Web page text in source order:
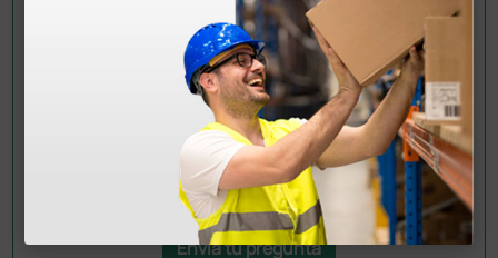
Envía ahora mismo tu pregunta a los colegas que ya
han adquirido este producto.
Envía tu pregunta